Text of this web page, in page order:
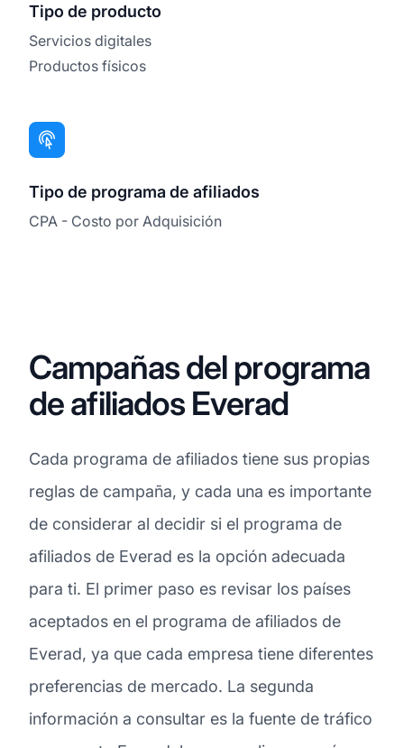
Tipo de producto
Servicios digitales
Productos físicos
Tipo de programa de afiliados
CPA - Costo por Adquisición
Campañas del programa
de afiliados Everad
Cada programa de afiliados tiene sus propias
reglas de campaña, y cada una es importante
de considerar al decidir si el programa de
afiliados de Everad es la opción adecuada
para ti. El primer paso es revisar los países
aceptados en el programa de afiliados de
Everad, ya que cada empresa tiene diferentes
preferencias de mercado. La segunda
información a consultar es la fuente de tráfico